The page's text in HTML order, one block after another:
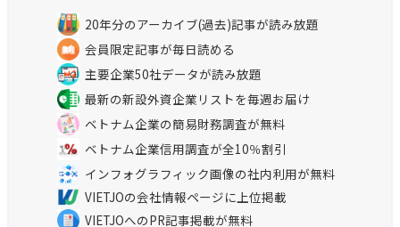
20年分のアーカイブ(過去)記事が読み放題
会員限定記事が毎日読める
主要企業50社データが読み放題
最新の新設外資企業リストを毎週お届け
ベトナム企業の簡易財務調査が無料
ベトナム企業信用調査が全10％割引
インフォグラフィック画像の社内利用が無料
VIETJOの会社情報ページに上位掲載
VIETJOへのPR記事掲載が無料